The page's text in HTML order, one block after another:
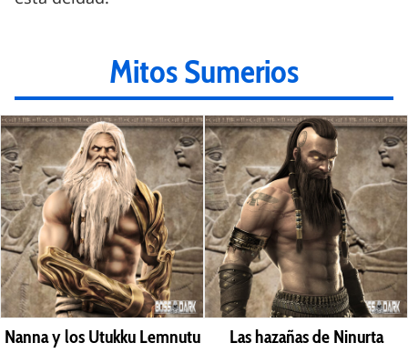
Mitos Sumerios
Nanna y los Utukku Lemnutu Las hazañas de Ninurta